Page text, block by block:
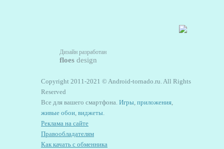
Дизайн разработан
floes design
Copyright 2011-2021 © Android-tornado.ru. All Rights
Reserved
Все для вашего смартфона. Игры, приложения,
живые обои, виджеты.
Реклама на сайте
Правообладателям
Как качать с обменника